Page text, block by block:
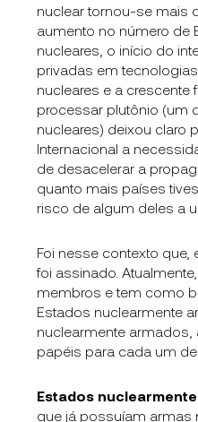
nuclear tornou-se mais
aumento no número de
nucleares, o início do
privadas em
nucleares e a crescente
processar plutônio (um
nucleares) deixou claro
Internacional a
de desacelerar a
quanto mais países
risco de algum deles a
Foi nesse contexto que,
foi assinado.
membros e tem como
Estados nuclearmente
nuclearmente armados,
papéis para cada um
Estados
que já possuíam armas